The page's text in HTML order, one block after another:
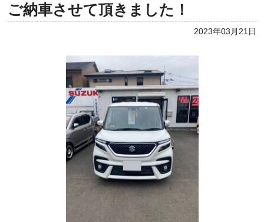
ご納車させて頂きました！
2023年03月21日